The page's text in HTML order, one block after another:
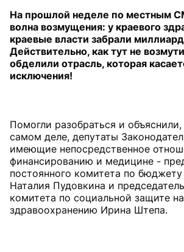
На прошлой неделе по местным
волна возмущения: у краевого
краевые власти забрали
Действительно, как тут не
обделили отрасль, которая
исключения!
Помогли разобраться и
самом деле, депутаты
имеющие непосредственное
финансированию и медицине -
постоянного комитета по
Наталия Пудовкина и
комитета по социальной защите
здравоохранению Ирина Штепа.